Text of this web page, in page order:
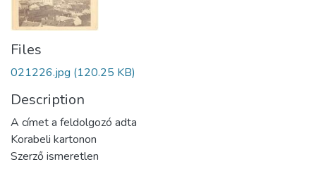
Files
021226.jpg (120.25 KB)
Description
A címet a feldolgozó adta
Korabeli kartonon
Szerző ismeretlen